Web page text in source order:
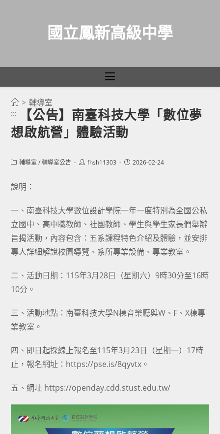
國立鳳新高級中學
> 輔導室
:::
【公告】南臺科技大學「數位夢
想啟航營」體驗活動
Post輔導室 / 輔導室公告
Postfhsh11303
Post2026-02-24
說明：
一、南臺科技大學數位設計學院一年一度特別為全國公私
立國中、高中職教師、社團教師、學生與學生家長們舉辦
旨揭活動，內容包含：五系課程特色介紹及體驗，並安排
專人詳細解說校園導覽、系所專業設備、專業教室。
二、活動日期：115年3月28日（星期六）9時30分至16時
10分。
三、活動地點：南臺科技大學N棟音樂廳與W、F、X棟專
業教室。
四、即日起採線上報名至115年3月23日（星期一）17時
止，報名網址：https://pse.is/8qyvtx。
五、網址 https://openday.cdd.stust.edu.tw/